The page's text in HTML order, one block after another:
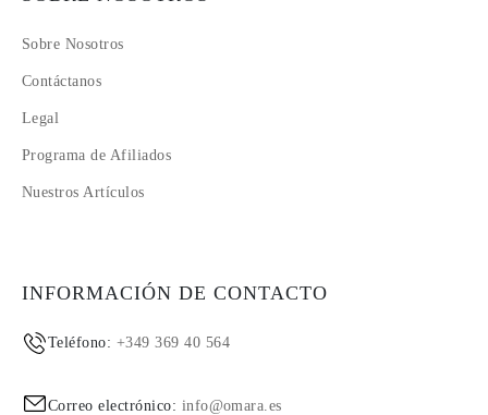
Sobre Nosotros
Contáctanos
Legal
Programa de Afiliados
Nuestros Artículos
INFORMACIÓN DE CONTACTO
Teléfono: +349 369 40 564
Correo electrónico: info@omara.es